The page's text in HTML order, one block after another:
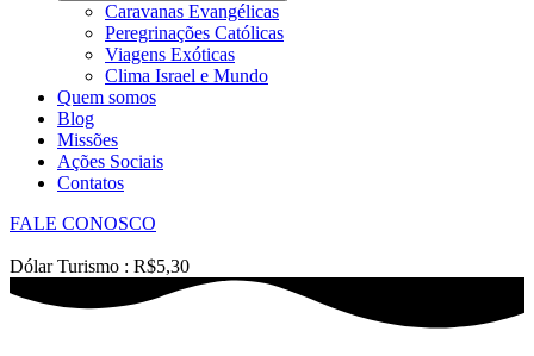
Caravanas Evangélicas
Peregrinações Católicas
Viagens Exóticas
Clima Israel e Mundo
Quem somos
Blog
Missões
Ações Sociais
Contatos
FALE CONOSCO
Dólar Turismo : R$5,30